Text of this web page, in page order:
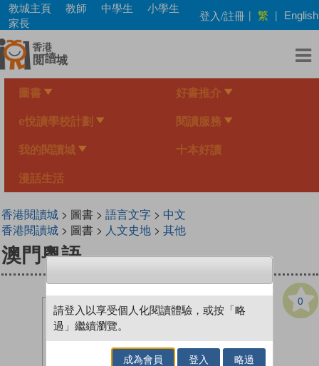
Skip
main
content
教城主頁 教師 中學生
小學生
家長
登入/註冊 | 繁 | English
圖書 好書推介
e悅讀學校計劃 閱讀服務
我的閱讀城 十本好讀
漫話生活
香港閱讀城> 圖書 > 語言文字> 中文
香港閱讀城> 圖書 > 人文史地> 其他
澳門粵語
0
請登入以享受個人化閱讀體驗，或按「略
過」繼續瀏覽。
成為會員 登入 略過